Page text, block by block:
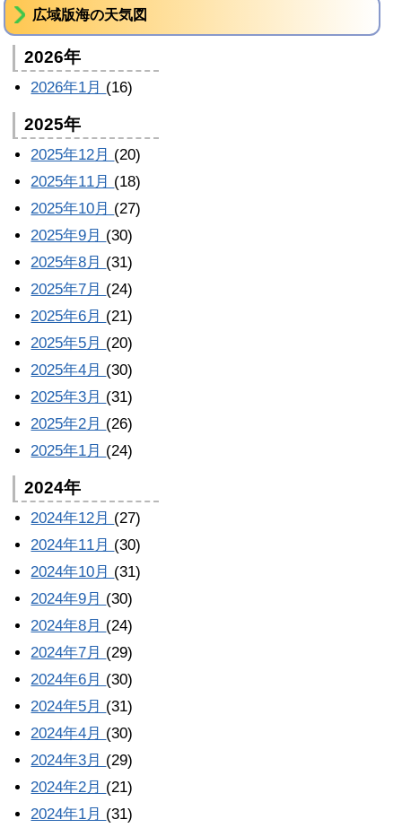
広域版海の天気図
2026年
2026年1月 (16)
2025年
2025年12月 (20)
2025年11月 (18)
2025年10月 (27)
2025年9月 (30)
2025年8月 (31)
2025年7月 (24)
2025年6月 (21)
2025年5月 (20)
2025年4月 (30)
2025年3月 (31)
2025年2月 (26)
2025年1月 (24)
2024年
2024年12月 (27)
2024年11月 (30)
2024年10月 (31)
2024年9月 (30)
2024年8月 (24)
2024年7月 (29)
2024年6月 (30)
2024年5月 (31)
2024年4月 (30)
2024年3月 (29)
2024年2月 (21)
2024年1月 (31)